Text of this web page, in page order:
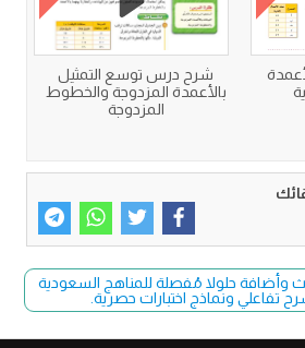
شرح درس توسع التمثيل
بالأعمدة المزدوجة والخطوط
المزدوجة
وأضافة حلولا مُفصلة للمناهج السعودية